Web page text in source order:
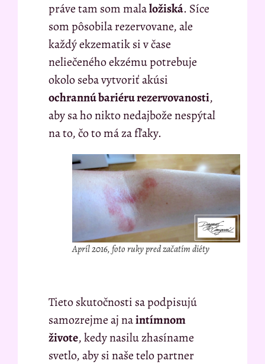
práve tam som malaložiská. Síce
som pôsobila rezervovane, ale
každý ekzematik si v čase
neliečeného ekzému potrebuje
okolo seba vytvoriť akúsi
ochrannú bariéru rezervovanosti,
aby sa ho nikto nedajbože nespýtal
na to, čo to má za fľaky.
Apríl 2016, foto ruky pred začatím diéty
Tieto skutočnosti sa podpisujú
samozrejme aj naintímnom
živote, kedy nasilu zhasíname
svetlo, aby si naše telo partner